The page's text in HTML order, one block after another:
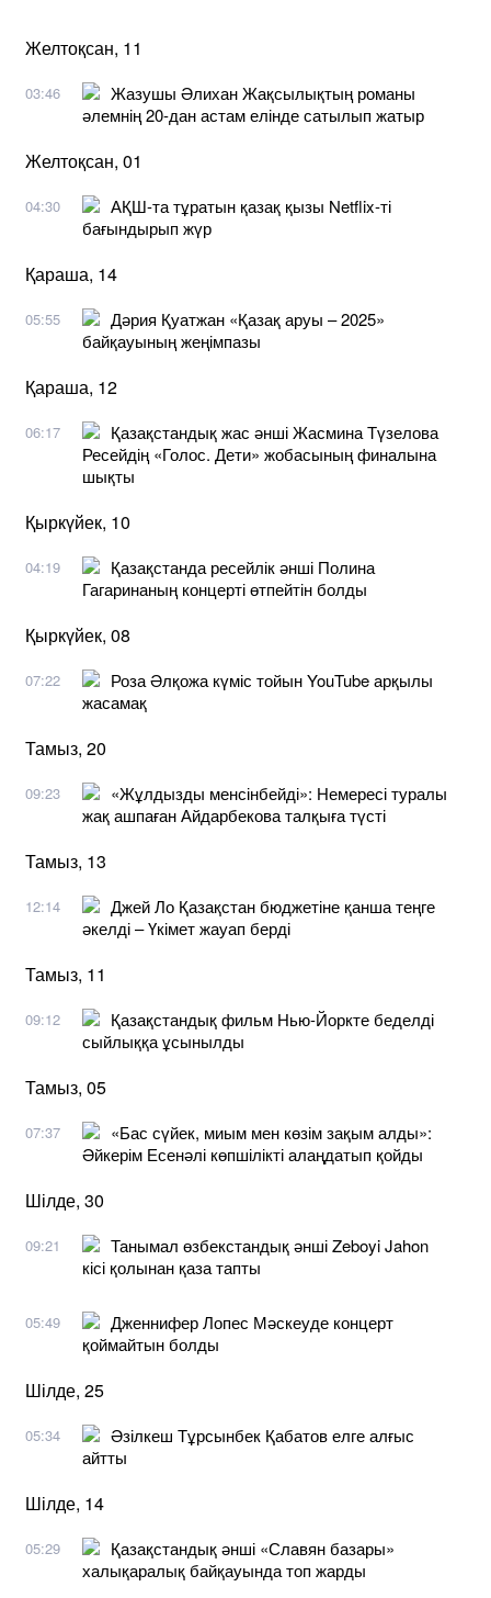
Желтоқсан, 11
03:46
Жазушы Әлихан Жақсылықтың романы
әлемнің 20-дан астам елінде сатылып жатыр
Желтоқсан, 01
04:30
АҚШ-та тұратын қазақ қызы Netflix-ті
бағындырып жүр
Қараша, 14
05:55
Дәрия Қуатжан «Қазақ аруы – 2025»
байқауының жеңімпазы
Қараша, 12
06:17
Қазақстандық жас әнші Жасмина Түзелова
Ресейдің «Голос. Дети» жобасының финалына
шықты
Қыркүйек, 10
04:19
Қазақстанда ресейлік әнші Полина
Гагаринаның концерті өтпейтін болды
Қыркүйек, 08
07:22
Роза Әлқожа күміс тойын YouTube арқылы
жасамақ
Тамыз, 20
09:23
«Жұлдызды менсінбейді»: Немересі туралы
жақ ашпаған Айдарбекова талқыға түсті
Тамыз, 13
12:14
Джей Ло Қазақстан бюджетіне қанша теңге
әкелді – Үкімет жауап берді
Тамыз, 11
09:12
Қазақстандық фильм Нью-Йоркте беделді
сыйлыққа ұсынылды
Тамыз, 05
07:37
«Бас сүйек, миым мен көзім зақым алды»:
Әйкерім Есенәлі көпшілікті алаңдатып қойды
Шілде, 30
09:21
Танымал өзбекстандық әнші Zeboyi Jahon
кісі қолынан қаза тапты
05:49
Дженнифер Лопес Мәскеуде концерт
қоймайтын болды
Шілде, 25
05:34
Әзілкеш Тұрсынбек Қабатов елге алғыс
айтты
Шілде, 14
05:29
Қазақстандық әнші «Славян базары»
халықаралық байқауында топ жарды